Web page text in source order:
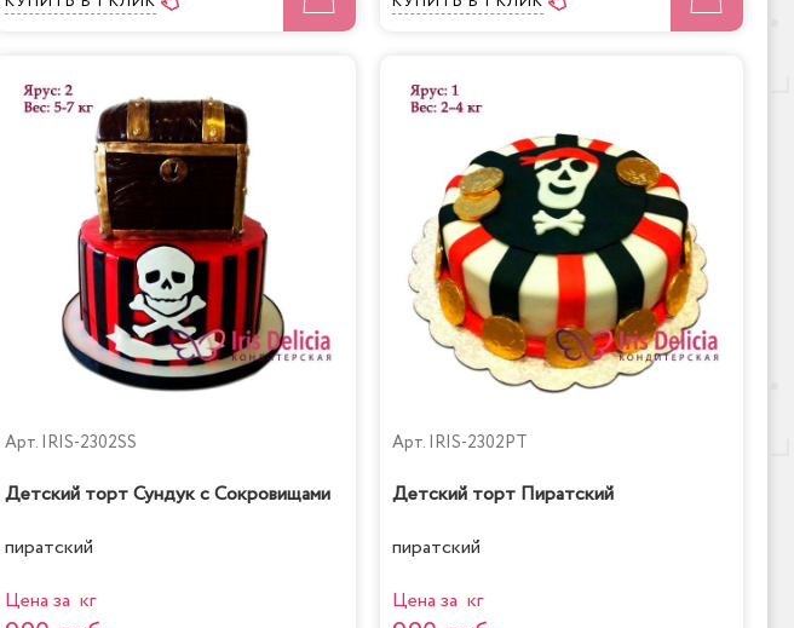
Арт. IRIS-2302SS
Детский торт Сундук с Сокровищами
пиратский
Цена за кг
Арт. IRIS-2302PT
Детский торт Пиратский
пиратский
Цена за кг